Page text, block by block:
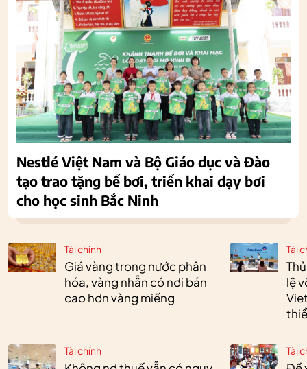
Tài chính
Giá vàng trong nước phân
hóa, vàng nhẫn có nơi bán
cao hơn vàng miếng
Tài chính
Tài
lệ
Tài
Nestlé Việt Nam và Bộ Giáo dục và Đào
tạo trao tặng bể bơi, triển khai dạy bơi
cho học sinh Bắc Ninh